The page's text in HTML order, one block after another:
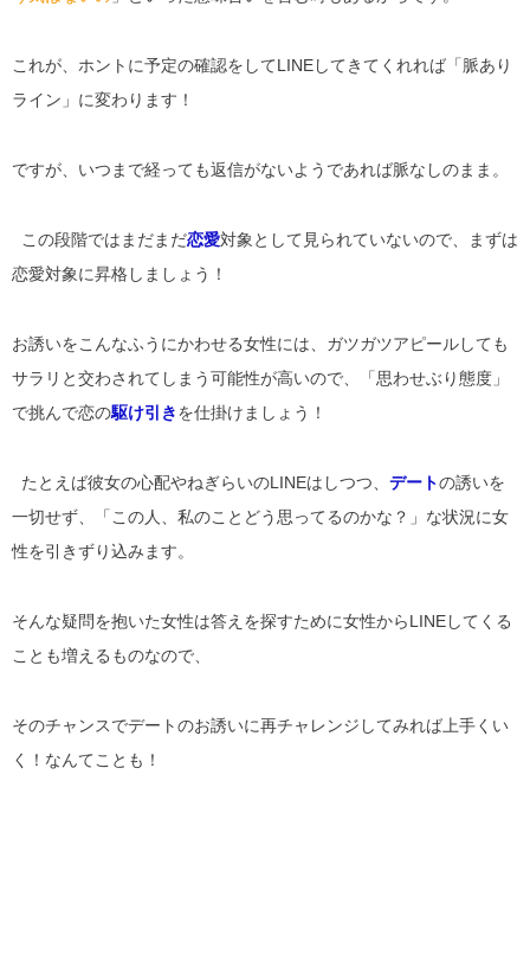
これが、ホントに予定の確認をしてLINEしてきてくれれば「脈あり
ライン」に変わります！
ですが、いつまで経っても返信がないようであれば脈なしのまま。
この段階ではまだまだ恋愛対象として見られていないので、まずは
恋愛対象に昇格しましょう！
お誘いをこんなふうにかわせる女性には、ガツガツアピールしても
サラリと交わされてしまう可能性が高いので、「思わせぶり態度」
で挑んで恋の駆け引きを仕掛けましょう！
たとえば彼女の心配やねぎらいのLINEはしつつ、 デートの誘いを
一切せず、「この人、私のことどう思ってるのかな？」な状況に女
性を引きずり込みます。
そんな疑問を抱いた女性は答えを探すために女性からLINEしてくる
ことも増えるものなので、
そのチャンスでデートのお誘いに再チャレンジしてみれば上手くい
く！なんてことも！